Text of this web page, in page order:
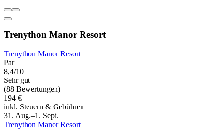
Trenython Manor Resort
Trenython Manor Resort
Par
8,4/10
Sehr gut
(88 Bewertungen)
194 €
inkl. Steuern & Gebühren
31. Aug.–1. Sept.
Trenython Manor Resort